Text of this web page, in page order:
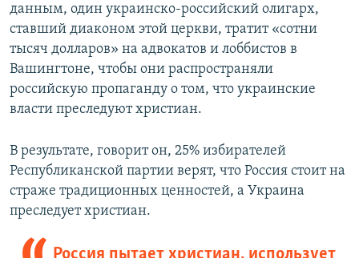
данным, один украинско-российский олигарх,
ставший диаконом этой церкви, тратит «сотни
тысяч долларов» на адвокатов и лоббистов в
Вашингтоне, чтобы они распространяли
российскую пропаганду о том, что украинские
власти преследуют христиан.
В результате, говорит он, 25% избирателей
Республиканской партии верят, что Россия стоит на
страже традиционных ценностей, а Украина
преследует христиан.
Россия пытает христиан, использует